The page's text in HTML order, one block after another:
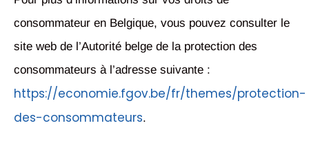
consommateur en Belgique, vous pouvez consulter le
site web de l’Autorité belge de la protection des
consommateurs à l’adresse suivante :
https://economie.fgov.be/fr/themes/protection-
des-consommateurs.